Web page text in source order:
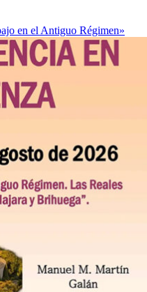
en el Antiguo Régimen»